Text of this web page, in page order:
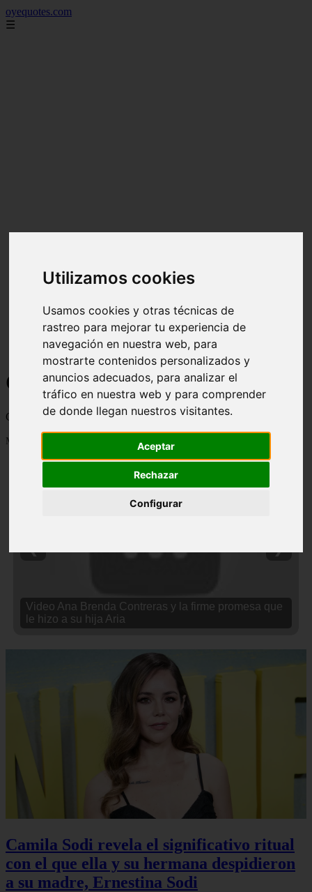
Utilizamos cookies
Usamos cookies y otras técnicas de
rastreo para mejorar tu experiencia de
navegación en nuestra web, para
mostrarte contenidos personalizados y
anuncios adecuados, para analizar el
tráfico en nuestra web y para comprender
de donde llegan nuestros visitantes.
Aceptar
Rechazar
Configurar
oyequotes.com
☰
Curiosidades y Sabias que
Cosas curiosas, curiosidades, noticias impactantes y mucho mas
Mostrando 1 - 24 de 2838 artículos
Video Ana Brenda Contreras y la firme promesa que
le hizo a su hija Aria
Camila Sodi revela el significativo ritual
con el que ella y su hermana despidieron
a su madre, Ernestina Sodi